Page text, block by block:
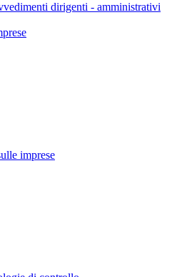
dirigenti - amministrativi
imprese